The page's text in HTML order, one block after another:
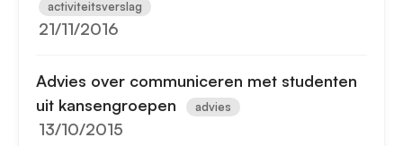
activiteitsverslag
21/11/2016
Advies over communiceren met studenten
uit kansengroepen
advies
13/10/2015